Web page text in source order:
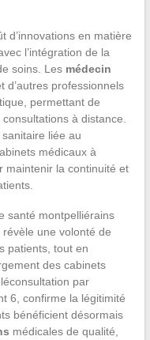
d’innovations en matière
l’intégration de la
soins. Les médecin
d’autres professionnels
permettant de
à distance.
liée au
médicaux à
maintenir la continuité et
santé montpelliérains
une volonté de
patients, tout en
des cabinets
par
6, confirme la légitimité
bénéficient désormais
médicales de qualité,